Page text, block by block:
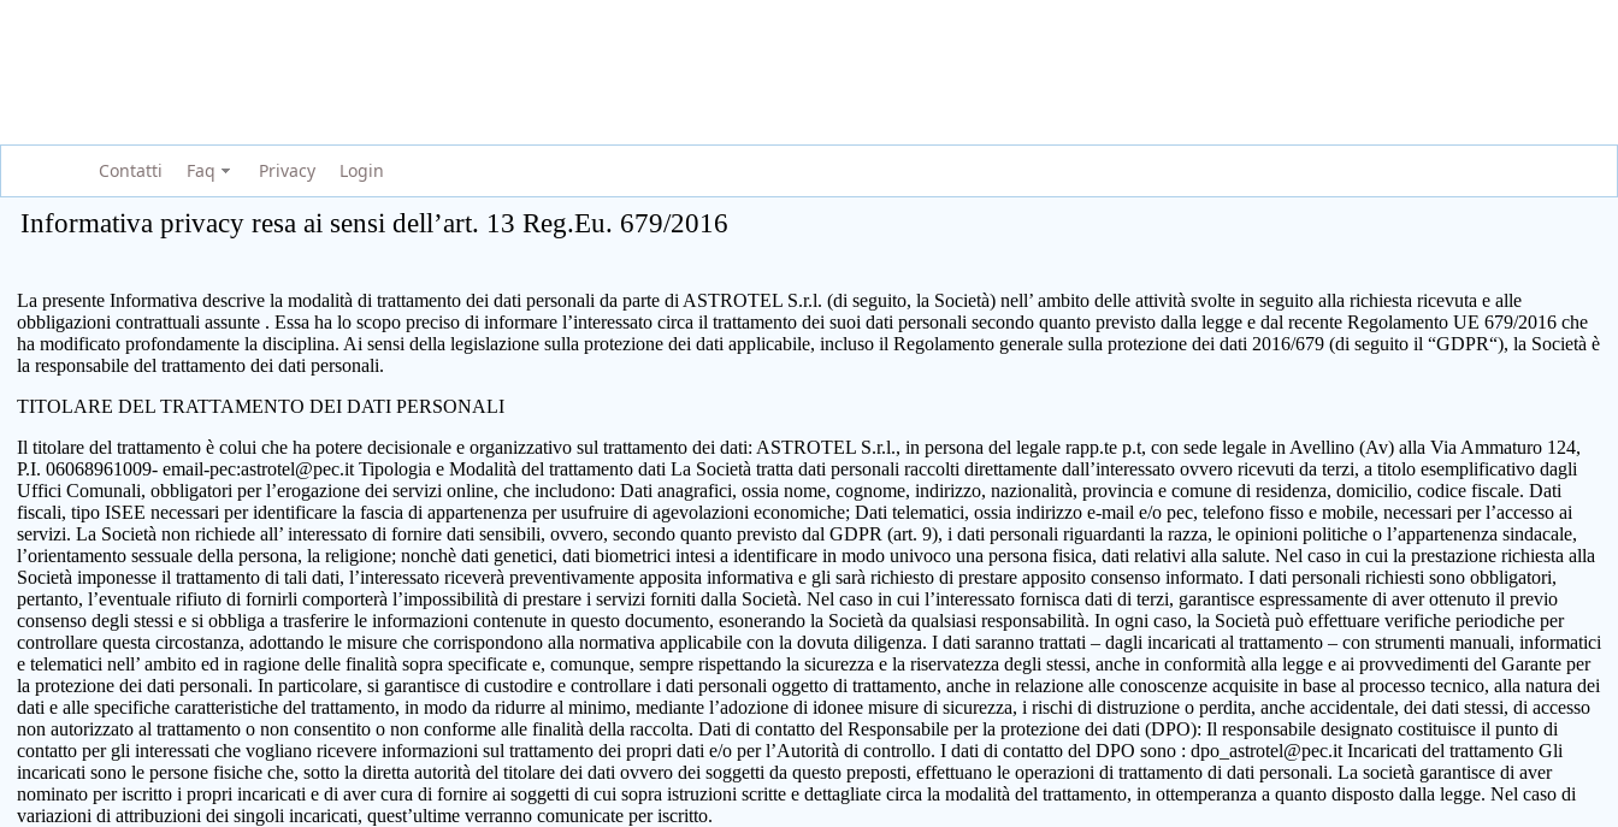
Contatti Faq Privacy Login
Informativa privacy resa ai sensi dell’art. 13 Reg.Eu. 679/2016
La presente Informativa descrive la modalità di trattamento dei dati personali da parte di ASTROTEL S.r.l. (di seguito, la Società) nell’ ambito delle attività svolte in seguito alla richiesta ricevuta e alle
obbligazioni contrattuali assunte . Essa ha lo scopo preciso di informare l’interessato circa il trattamento dei suoi dati personali secondo quanto previsto dalla legge e dal recente Regolamento UE 679/2016 che
ha modificato profondamente la disciplina. Ai sensi della legislazione sulla protezione dei dati applicabile, incluso il Regolamento generale sulla protezione dei dati 2016/679 (di seguito il “GDPR“), la Società è
la responsabile del trattamento dei dati personali.
TITOLARE DEL TRATTAMENTO DEI DATI PERSONALI
Il titolare del trattamento è colui che ha potere decisionale e organizzativo sul trattamento dei dati: ASTROTEL S.r.l., in persona del legale rapp.te p.t, con sede legale in Avellino (Av) alla Via Ammaturo 124,
P.I. 06068961009- email-pec:astrotel@pec.it Tipologia e Modalità del trattamento dati La Società tratta dati personali raccolti direttamente dall’interessato ovvero ricevuti da terzi, a titolo esemplificativo dagli
Uffici Comunali, obbligatori per l’erogazione dei servizi online, che includono: Dati anagrafici, ossia nome, cognome, indirizzo, nazionalità, provincia e comune di residenza, domicilio, codice fiscale. Dati
fiscali, tipo ISEE necessari per identificare la fascia di appartenenza per usufruire di agevolazioni economiche; Dati telematici, ossia indirizzo e-mail e/o pec, telefono fisso e mobile, necessari per l’accesso ai
servizi. La Società non richiede all’ interessato di fornire dati sensibili, ovvero, secondo quanto previsto dal GDPR (art. 9), i dati personali riguardanti la razza, le opinioni politiche o l’appartenenza sindacale,
l’orientamento sessuale della persona, la religione; nonchè dati genetici, dati biometrici intesi a identificare in modo univoco una persona fisica, dati relativi alla salute. Nel caso in cui la prestazione richiesta alla
Società imponesse il trattamento di tali dati, l’interessato riceverà preventivamente apposita informativa e gli sarà richiesto di prestare apposito consenso informato. I dati personali richiesti sono obbligatori,
pertanto, l’eventuale rifiuto di fornirli comporterà l’impossibilità di prestare i servizi forniti dalla Società. Nel caso in cui l’interessato fornisca dati di terzi, garantisce espressamente di aver ottenuto il previo
consenso degli stessi e si obbliga a trasferire le informazioni contenute in questo documento, esonerando la Società da qualsiasi responsabilità. In ogni caso, la Società può effettuare verifiche periodiche per
controllare questa circostanza, adottando le misure che corrispondono alla normativa applicabile con la dovuta diligenza. I dati saranno trattati – dagli incaricati al trattamento – con strumenti manuali, informatici
e telematici nell’ ambito ed in ragione delle finalità sopra specificate e, comunque, sempre rispettando la sicurezza e la riservatezza degli stessi, anche in conformità alla legge e ai provvedimenti del Garante per
la protezione dei dati personali. In particolare, si garantisce di custodire e controllare i dati personali oggetto di trattamento, anche in relazione alle conoscenze acquisite in base al processo tecnico, alla natura dei
dati e alle specifiche caratteristiche del trattamento, in modo da ridurre al minimo, mediante l’adozione di idonee misure di sicurezza, i rischi di distruzione o perdita, anche accidentale, dei dati stessi, di accesso
non autorizzato al trattamento o non consentito o non conforme alle finalità della raccolta. Dati di contatto del Responsabile per la protezione dei dati (DPO): Il responsabile designato costituisce il punto di
contatto per gli interessati che vogliano ricevere informazioni sul trattamento dei propri dati e/o per l’Autorità di controllo. I dati di contatto del DPO sono : dpo_astrotel@pec.it Incaricati del trattamento Gli
incaricati sono le persone fisiche che, sotto la diretta autorità del titolare dei dati ovvero dei soggetti da questo preposti, effettuano le operazioni di trattamento di dati personali. La società garantisce di aver
nominato per iscritto i propri incaricati e di aver cura di fornire ai soggetti di cui sopra istruzioni scritte e dettagliate circa la modalità del trattamento, in ottemperanza a quanto disposto dalla legge. Nel caso di
variazioni di attribuzioni dei singoli incaricati, quest’ultime verranno comunicate per iscritto.